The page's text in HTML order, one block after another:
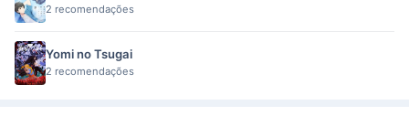
2 recomendações
Yomi no Tsugai
2 recomendações